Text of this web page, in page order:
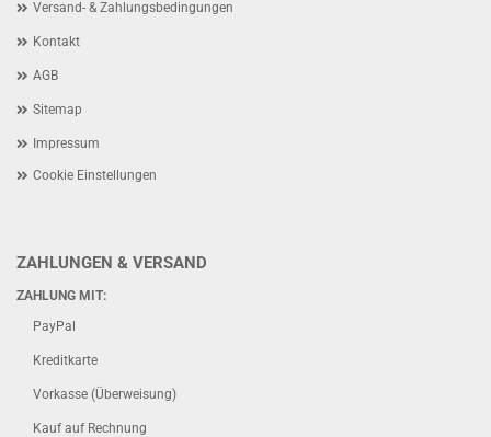
Versand- & Zahlungsbedingungen
Kontakt
AGB
Sitemap
Impressum
Cookie Einstellungen
ZAHLUNGEN & VERSAND
ZAHLUNG MIT:
PayPal
Kreditkarte
Vorkasse (Überweisung)
Kauf auf Rechnung